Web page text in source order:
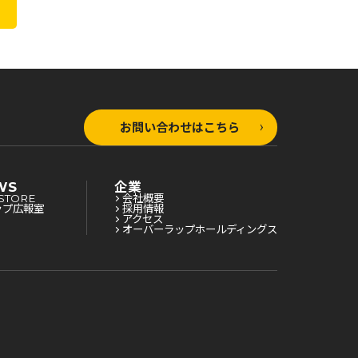
お問い合わせはこちら
広報室
企業
会社概要
採用情報
アクセス
オーバーラップホールディングス